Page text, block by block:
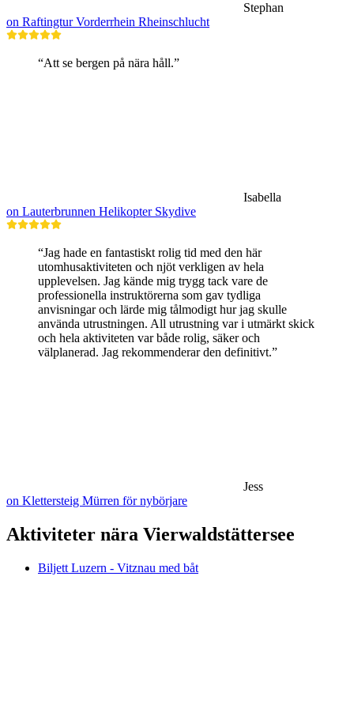
Stephan
on Raftingtur Vorderrhein Rheinschlucht
“Att se bergen på nära håll.”
Isabella
on Lauterbrunnen Helikopter Skydive
“Jag hade en fantastiskt rolig tid med den här
utomhusaktiviteten och njöt verkligen av hela
upplevelsen. Jag kände mig trygg tack vare de
professionella instruktörerna som gav tydliga
anvisningar och lärde mig tålmodigt hur jag skulle
använda utrustningen. All utrustning var i utmärkt skick
och hela aktiviteten var både rolig, säker och
välplanerad. Jag rekommenderar den definitivt.”
Jess
on Klettersteig Mürren för nybörjare
Aktiviteter nära Vierwaldstättersee
Biljett Luzern - Vitznau med båt